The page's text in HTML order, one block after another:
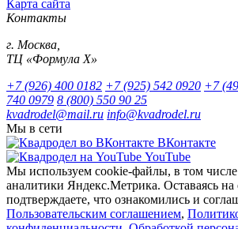
Карта сайта
Контакты
г. Москва,
ТЦ «Формула Х»
+7 (926) 400 0182 +7 (925) 542 0920 +7
740 0979 8 (800) 550 90 25
kvadrodel@mail.ru info@kvadrodel.ru
Мы в сети
ВКонтакте
YouTube
Мы используем cookie-файлы, в том числе
аналитики Яндекс.Метрика. Оставаясь на
подтверждаете, что ознакомились и
Пользовательским соглашением,